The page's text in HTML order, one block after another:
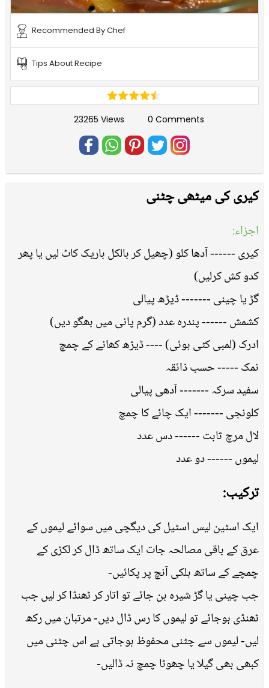
Recommended By Chef
Tips About Recipe
23265 Views 0 Comments
کیری کی میٹھی چٹنی
اجزاء:
کیری ------ آدھا کلو (چھیل کر بالکل باریک کاٹ لیں یا پھر
کدو کش کرلیں)
گڑ یا چینی ------- ڈیڑھ پیالی
کشمش ------ پندرہ عدد (گرم پانی میں بھگو دیں)
ادرک (لمبی کٹی ہوئی) ---- ڈیڑھ کھانے کے چمچ
نمک ----- حسب ذائقہ
سفید سرکہ ------- آدھی پیالی
کلونجی ------- ایک چائے کا چمچ
لال مرچ ثابت ------ دس عدد
لیموں ------ دو عدد
ترکیب:
ایک اسٹین لیس اسٹیل کی دیگچی میں سوائے لیموں کے
عرق کے باقی مصالحہ جات ایک ساتھ ڈال کر لکڑی کے
چمچے کے ساتھ ہلکی آنچ پر پکائیں-
جب چینی یا گڑ شیرہ بن جائے تو اتار کر ٹھنڈا کر لیں جب
ٹھنڈی ہوجائے تو لیموں کا رس ڈال دیں- مرتبان میں رکھ
لیں- لیموں سے چٹنی محفوظ ہوجاتی ہے اس چٹنی میں
کبھی بھی گیلا یا چھوٹا چمچ نہ ڈالیں-